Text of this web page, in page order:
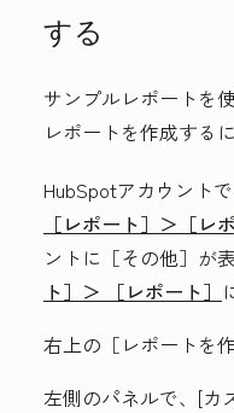
する
サンプルレポートを
レポートを作成する
HubSpotアカウントで
［レポート］＞ ［レ
ントに ［その他］が
ト］＞
［レポート］
右上の ［レポートを
左側のパネルで、[カ